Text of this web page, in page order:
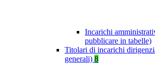
Incarichi
pubblicare in tabelle)
Titolari di incarichi
generali) 8